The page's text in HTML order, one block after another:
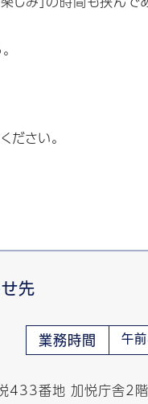
ださい。
先
業務時間 午
433番地 加悦庁舎2階